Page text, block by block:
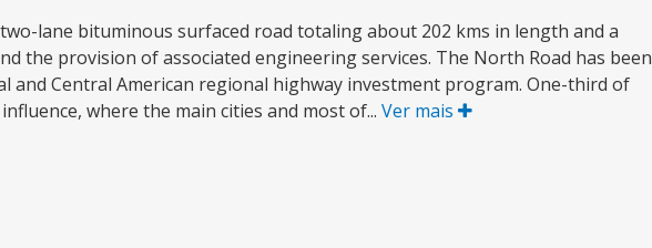
lane bituminous surfaced road totaling about 202 kms in length and a
the provision of associated engineering services. The North Road has been
Central American regional highway investment program. One-third of
where the main cities and most of... Ver mais